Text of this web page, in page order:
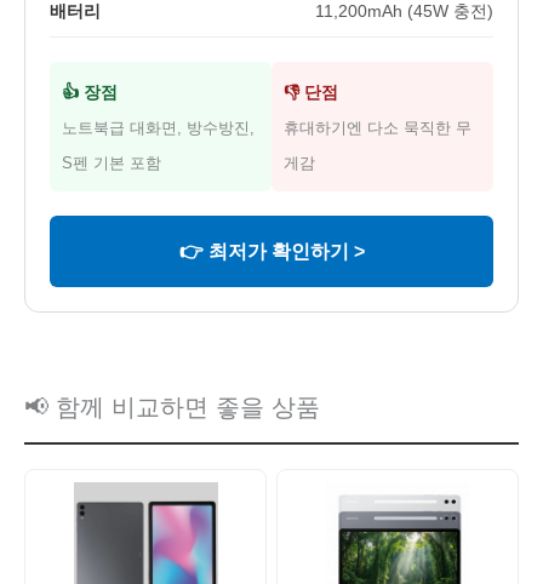
배터리 11,200mAh (45W 충전)
👍 장점
노트북급 대화면, 방수방진,
S펜 기본 포함
👎 단점
휴대하기엔 다소 묵직한 무
게감
👉 최저가 확인하기 >
📢 함께 비교하면 좋을 상품